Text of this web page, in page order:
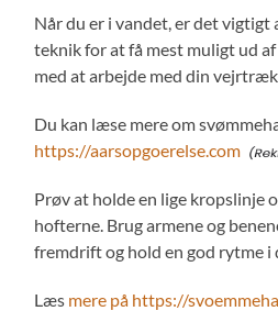
Når du er i vandet, er det vigtigt
teknik for at få mest muligt ud
med at arbejde med din
Du kan læse mere om
https://aarsopgoerelse.com
Prøv at holde en lige kropslinje
hofterne. Brug armene og
fremdrift og hold en god rytme i
Læs mere på https://